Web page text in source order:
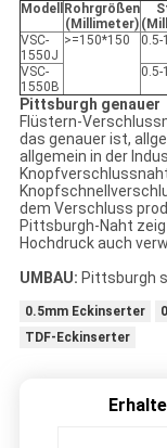
Modell
Rohrgrößen
(Millimeter)
VSC-
1550J
>=150*150 0.5-
VSC-
1550B
0.5-
Pittsburgh genauer
Flüstern-
das genauer ist,
allgemein in der
dem Verschluss
Pittsburgh-Naht
Hochdruck auch
UMBAU: Pittsburgh
0.5mm Eckinserter
TDF-Eckinserter